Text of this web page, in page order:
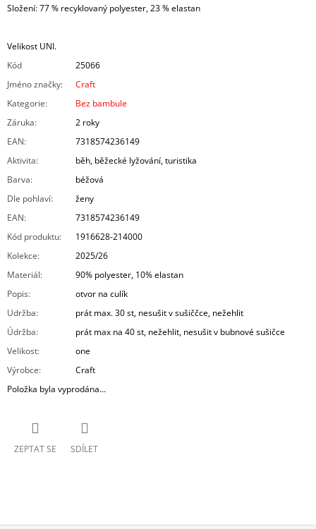
Složení: 77 % recyklovaný polyester, 23 % elastan
Velikost UNI.
Kód
25066
Jméno značky:
Craft
Kategorie:
Bez bambule
Záruka:
2 roky
EAN:
7318574236149
Aktivita:
běh, běžecké lyžování, turistika
Barva:
béžová
Dle pohlaví:
ženy
EAN:
7318574236149
Kód produktu:
1916628-214000
Kolekce:
2025/26
Materiál:
90% polyester, 10% elastan
Popis:
otvor na culík
Udržba:
prát max. 30 st, nesušit v sušiččce, nežehlit
Údržba:
prát max na 40 st, nežehlit, nesušit v bubnové sušičce
Velikost:
one
Výrobce:
Craft
Položka byla vyprodána…
ZEPTAT SE SDÍLET